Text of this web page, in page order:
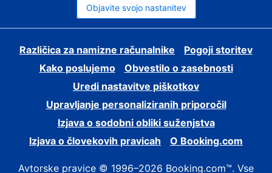
Objavite svojo nastanitev
Različica za namizne računalnike
Pogoji storitev
Kako poslujemo
Obvestilo o zasebnosti
Uredi nastavitve piškotkov
Upravljanje personaliziranih priporočil
Izjava o sodobni obliki suženjstva
Izjava o človekovih pravicah
O Booking.com
Avtorske pravice © 1996–2026 Booking.com™. Vse